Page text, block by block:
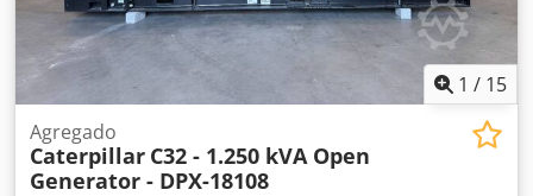
1 / 15
Agregado
Caterpillar C32 - 1.250 kVA Open
Generator - DPX-18108